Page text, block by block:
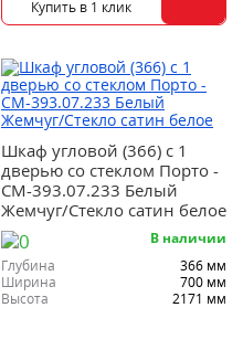
Шкаф угловой (366) с 1
дверью со стеклом Порто -
СМ-393.07.233 Белый
Жемчуг/Стекло сатин белое
В наличии
Глубина
366 мм
Ширина
700 мм
Высота
2171 мм